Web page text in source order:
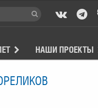
НАШИ ПРОЕКТЫ